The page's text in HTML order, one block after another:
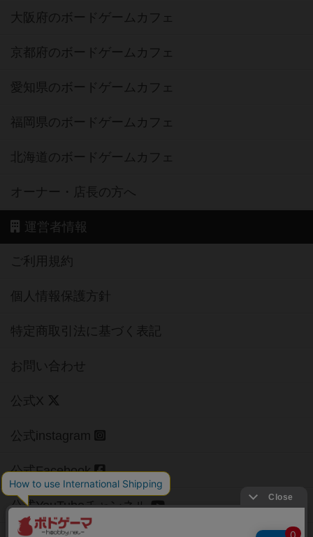
大阪府のボードゲームカフェ
京都府のボードゲームカフェ
愛知県のボードゲームカフェ
福岡県のボードゲームカフェ
北海道のボードゲームカフェ
オーナー・店長の方へ
運営者情報
ご利用規約
個人情報保護方針
特定商取引法に基づく表記
お問い合わせ
公式X
公式instagram
公式Facebook
公式YouTubeチャンネル